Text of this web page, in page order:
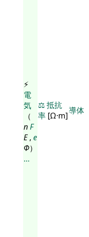
⚡
電
気
（
nF
E, e
Φ）
…
⚖️抵抗
率 [Ω·m]導体